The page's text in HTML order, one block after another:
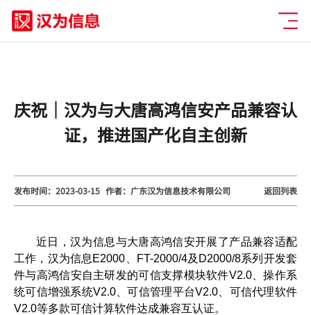
庆祝｜汉为与大唐高鸿信安产品兼容认
证，推进国产化自主创新
发布时间：2023-03-15 作者：广东汉为信息技术有限公司 返回列表
近日，汉为信息与大唐高鸿信安开展了产品兼容适配
工作，汉为信息E2000、FT-2000/4及D2000/8系列开发套
件与高鸿信安自主研发的可信支撑模块软件V2.0、操作系
统可信增强系统V2.0、可信管理平台V2.0、可信代理软件
V2.0等多款可信计算软件达成兼容互认证。